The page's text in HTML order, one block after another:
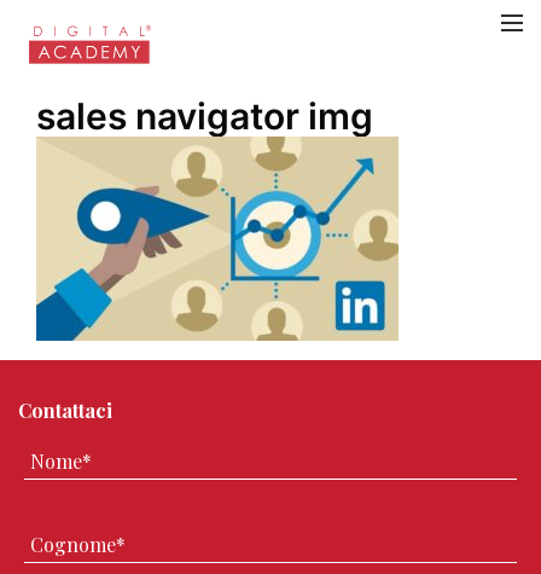
sales navigator img
Contattaci